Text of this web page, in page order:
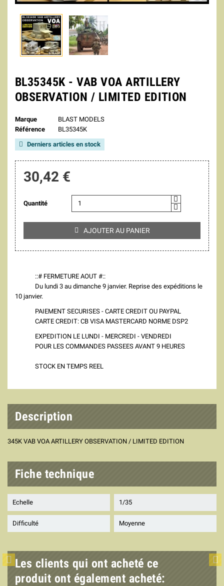
BL35345K - VAB VOA ARTILLERY
OBSERVATION / LIMITED EDITION
Marque
BLAST MODELS
Référence
BL35345K
 Derniers articles en stock
30,42 €
Quantité
 AJOUTER AU PANIER
::# FERMETURE AOUT #::
Du lundi 3 au dimanche 9 janvier. Reprise des expéditions le
10 janvier.
PAIEMENT SECURISES - CARTE CREDIT OU PAYPAL
CARTE CREDIT: CB VISA MASTERCARD NORME DSP2
EXPEDITION LE LUNDI - MERCREDI - VENDREDI
POUR LES COMMANDES PASSEES AVANT 9 HEURES
STOCK EN TEMPS REEL
Description
345K VAB VOA ARTILLERY OBSERVATION / LIMITED EDITION
Fiche technique
Echelle 1/35
Difficulté Moyenne
Les clients qui ont acheté ce
produit ont également acheté: